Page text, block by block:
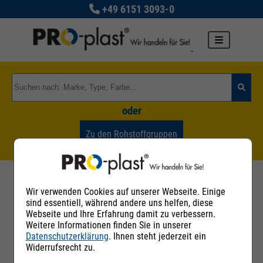
+49 6151 3093-0
oder
Zu den Rohstoffgruppen
Handelsnamen-Datenbank
Der Inhalt dieser Datenbank wurde nach bestem
Wissen erstellt und wird von PRO-plast
Kunststoff GmbH gepflegt. Inhalt und Struktur
dieser Datenbank sind urheberrechtlich
Wir verwenden Cookies auf unserer Webseite. Einige
sind essentiell, während andere uns helfen, diese
Webseite und Ihre Erfahrung damit zu verbessern.
Weitere Informationen finden Sie in unserer
Datenschutzerklärung. Ihnen steht jederzeit ein
Widerrufsrecht zu.